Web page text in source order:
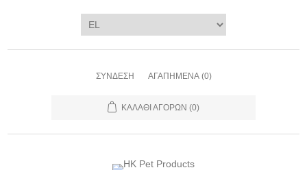
ΣΎΝΔΕΣΗ ΑΓΑΠΗΜΈΝΑ (0)
ΚΑΛΆΘΙ ΑΓΟΡΏΝ (0)